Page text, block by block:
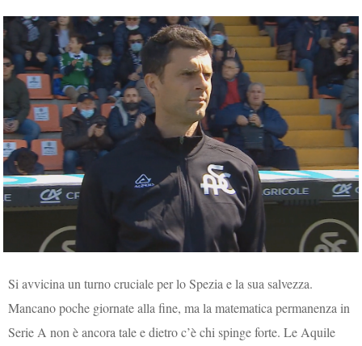
Si avvicina un turno cruciale per lo Spezia e la sua salvezza.
Mancano poche giornate alla fine, ma la matematica permanenza in
Serie A non è ancora tale e dietro c’è chi spinge forte. Le Aquile